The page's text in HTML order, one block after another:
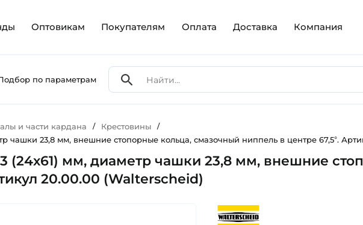
Оптовикам Покупателям Оплата Доставка Компания
по параметрам
и части кардана / Крестовины /
чашки 23,8 мм, внешние стопорные кольца, смазочный ниппель в центре 67,5°.
(24х61) мм, диаметр чашки 23,8 мм, внешние
20.00.00 (Walterscheid)